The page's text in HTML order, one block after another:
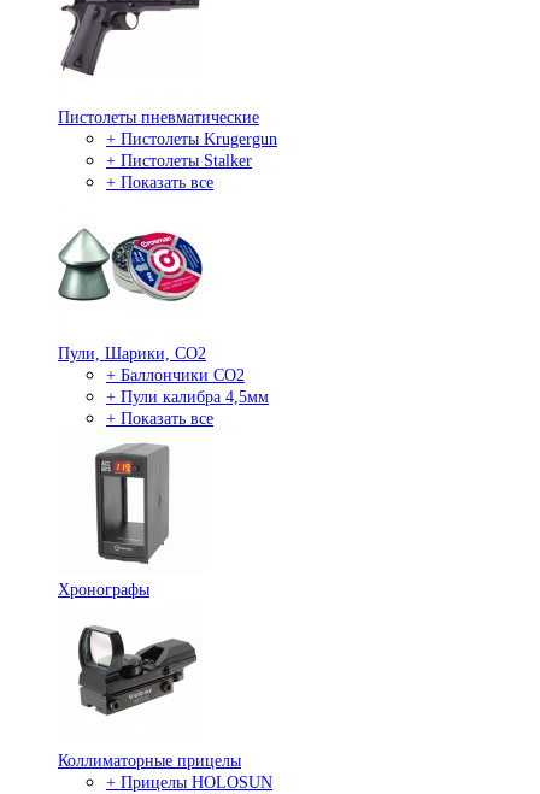
Пистолеты пневматические
+ Пистолеты Krugergun
+ Пистолеты Stalker
+ Показать все
Пули, Шарики, СО2
+ Баллончики СО2
+ Пули калибра 4,5мм
+ Показать все
Хронографы
Коллиматорные прицелы
+ Прицелы HOLOSUN